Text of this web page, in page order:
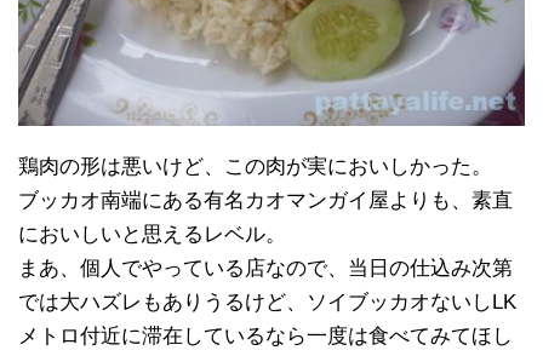
鶏肉の形は悪いけど、この肉が実においしかった。
ブッカオ南端にある有名カオマンガイ屋よりも、素直
においしいと思えるレベル。
まあ、個人でやっている店なので、当日の仕込み次第
では大ハズレもありうるけど、ソイブッカオないしLK
メトロ付近に滞在しているなら一度は食べてみてほし